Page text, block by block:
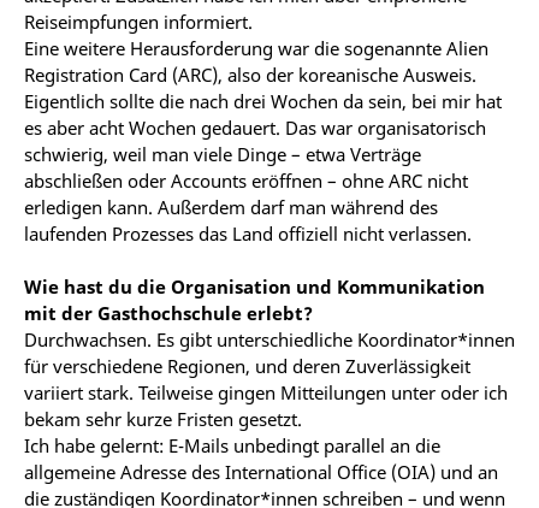
Reiseimpfungen informiert.
Eine weitere Herausforderung war die sogenannte Alien
Registration Card (ARC), also der koreanische Ausweis.
Eigentlich sollte die nach drei Wochen da sein, bei mir hat
es aber acht Wochen gedauert. Das war organisatorisch
schwierig, weil man viele Dinge – etwa Verträge
abschließen oder Accounts eröffnen – ohne ARC nicht
erledigen kann. Außerdem darf man während des
laufenden Prozesses das Land offiziell nicht verlassen.
Wie hast du die Organisation und Kommunikation
mit der Gasthochschule erlebt?
Durchwachsen. Es gibt unterschiedliche Koordinator*innen
für verschiedene Regionen, und deren Zuverlässigkeit
variiert stark. Teilweise gingen Mitteilungen unter oder ich
bekam sehr kurze Fristen gesetzt.
Ich habe gelernt: E-Mails unbedingt parallel an die
allgemeine Adresse des International Office (OIA) und an
die zuständigen Koordinator*innen schreiben – und wenn